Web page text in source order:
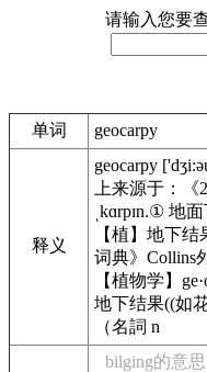
请输入您要
单词 geocarpy
释义
geocarpy
上来源于：《
ˌkɑrpɪn.① 地面
【植】地下
词典》Collins
【植物学】
地下结果((如
（名詞 n
bilging的意思